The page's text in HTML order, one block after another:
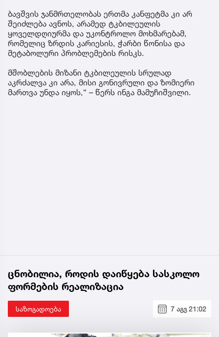
ბავშვის ჯანმრთელობას ერთმა კანფეტმა კი არ
შეიძლება ავნოს, არამედ ტკბილეულის
ყოველდღიურმა და უკონტროლო მოხმარებამ,
რომელიც ზრდის კარიესის, ჭარბი წონისა და
მეტაბოლური პრობლემების რისკს.
მშობლების მიზანი ტკბილეულის სრულად
აკრძალვა კი არა, მისი გონივრული და ზომიერი
მართვა უნდა იყოს,“ – წერს ინგა მამუჩიშვილი.
ცნობილია, როდის დაიწყება სასკოლო
ფორმების რეალიზაცია
საზოგადოება 7 აგვ 21:02